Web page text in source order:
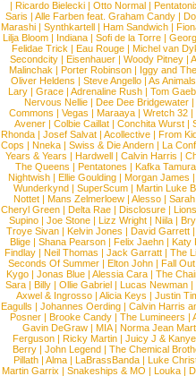
| Ricardo Bielecki | Otto Normal |
Saris | Alle Farben feat. Graham Candy |
Marashi | Synthkartell | Ham Sandwich |
Lilja Bloom | Indiana | Sofi de la Torre |
Felidae Trick | Eau Rouge | Michel van
Secondcity |Eisenhauer |Woody Pitney |
Malinchak |Porter Robinson | Iggy and
Oliver Heldens |Steve Angello |As Animals
Lary | Grace | Adrenaline Rush | Tom
Nervous Nellie | Dee Dee Bridgewater |
Commons |Vegas |Maraaya |Wretch 32 |
Avener | Colbie Caillat | Conchita Wurst |
Rhonda | Josef Salvat | Acollective | From
Cops | Nneka | Swiss & Die Andern | La
Years & Years |Hardwell |Calvin Harris |
The Queens | Pentatones | Kafka Tamura
Nightwish |Ellie Goulding |Morgan James
Wunderkynd | SuperScum | Martin Luke
Nottet |Mans Zelmerloew |Alesso |
Cheryl Green |Delta Rae |Disclosure |
Supino |Joe Stone |Lizz Wright |Niila |
Troye Sivan | Kelvin Jones | David Garrett
Blige | Shana Pearson | Felix Jaehn | Katy
Findlay |Neil Thomas |Jack Garratt |The
Seconds Of Summer |Elton John |Fall
Kygo |Jonas Blue |Alessia Cara |The
Sara |Billy |Ollie Gabriel |Lucas Newman |
Axwel & Ingrosso | Alicia Keys | Justin
Eagulls |Johannes Oerding |Calvin Harris
Posner |Brooke Candy |The Lumineers |
Gavin DeGraw | MIA| Norma Jean
Ferguson | Ricky Martin | Juicy J &
Berry | John Legend | The Chemical
Pillath |Alma |LaBrassBanda |Luke
Martin Garrix | Snakeships & MO | Louka |